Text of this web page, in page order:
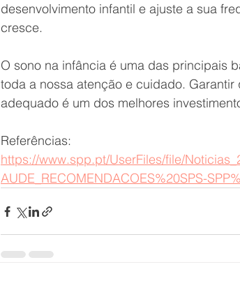
desenvolvimento infantil e ajuste a sua
cresce.
O sono na infância é uma das principais
toda a nossa atenção e cuidado.
adequado é um dos melhores
Referências:
https://www.spp.pt/UserFiles/file/
AUDE_RECOMENDACOES%20SPS-